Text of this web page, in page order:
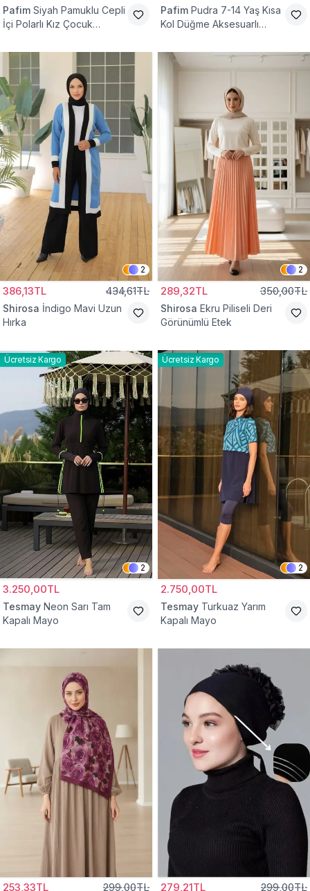
Pafim Siyah Pamuklu Cepli
İçi Polarlı Kız Çocuk
Pafim Pudra 7-14 Yaş Kısa
Kol Düğme Aksesuarlı
2
386,13TL 434,61TL
Shirosa İndigo Mavi Uzun
Hırka
2
289,32TL 350,00TL
Shirosa Ekru Piliseli Deri
Görünümlü Etek
Ücretsiz Kargo
2
3.250,00TL
Tesmay Neon Sarı Tam
Kapalı Mayo
Ücretsiz Kargo
2
2.750,00TL
Tesmay Turkuaz Yarım
Kapalı Mayo
253,33TL 299,00TL 279,21TL 299,00TL